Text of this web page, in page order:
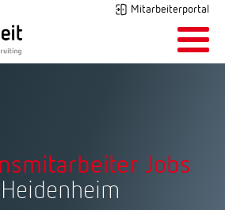
Mitarbeiterportal
Jobs